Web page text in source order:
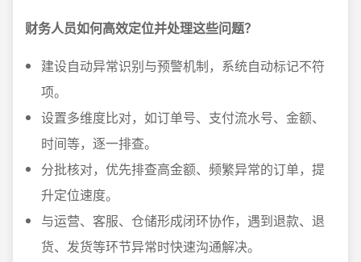
财务人员如何高效定位并处理这些问题？
建设自动异常识别与预警机制，系统自动标记不符
项。
设置多维度比对，如订单号、支付流水号、金额、
时间等，逐一排查。
分批核对，优先排查高金额、频繁异常的订单，提
升定位速度。
与运营、客服、仓储形成闭环协作，遇到退款、退
货、发货等环节异常时快速沟通解决。